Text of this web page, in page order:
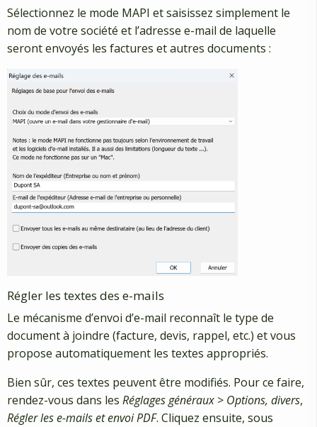
Sélectionnez le mode MAPI et saisissez simplement le
nom de votre société et l’adresse e-mail de laquelle
seront envoyés les factures et autres documents :
Régler les textes des e-mails
Le mécanisme d’envoi d’e-mail reconnaît le type de
document à joindre (facture, devis, rappel, etc.) et vous
propose automatiquement les textes appropriés.
Bien sûr, ces textes peuvent être modifiés. Pour ce faire,
rendez-vous dans les Réglages généraux > Options, divers,
Régler les e-mails et envoi PDF. Cliquez ensuite, sous